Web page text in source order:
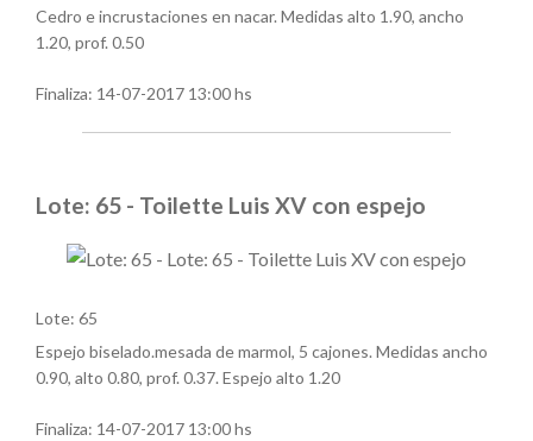
Cedro e incrustaciones en nacar. Medidas alto 1.90, ancho
1.20, prof. 0.50
Finaliza: 14-07-2017 13:00 hs
Lote: 65 - Toilette Luis XV con espejo
Lote: 65
Espejo biselado.mesada de marmol, 5 cajones. Medidas ancho
0.90, alto 0.80, prof. 0.37. Espejo alto 1.20
Finaliza: 14-07-2017 13:00 hs